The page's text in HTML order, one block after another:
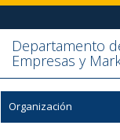
Ir al contenido
Ir a la cabecera
Ir al pie de la
Ir al menú
Departamento
Empresas y
Organización